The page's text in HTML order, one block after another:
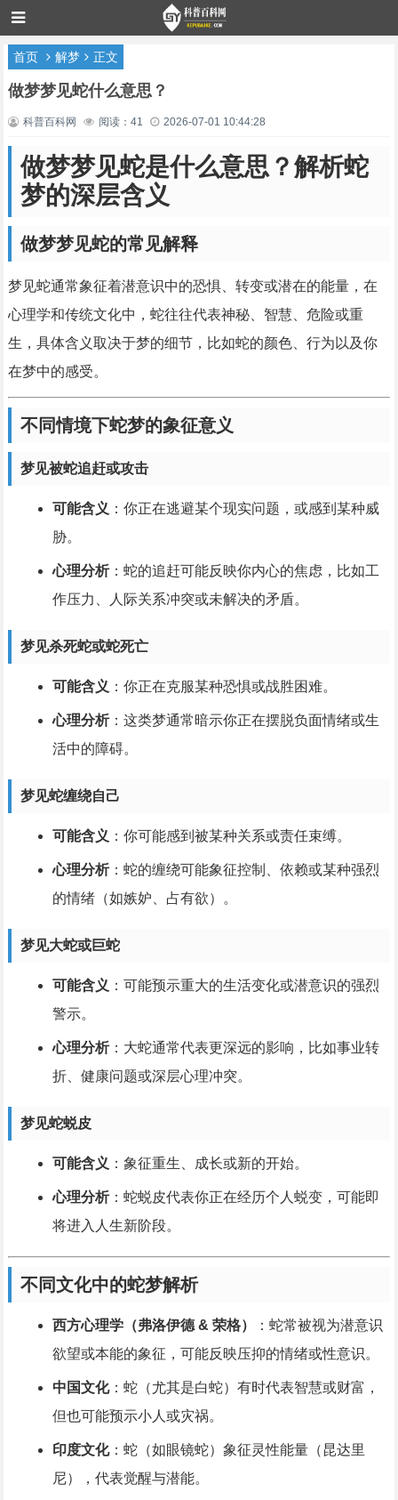
首页 解梦 正文
做梦梦见蛇什么意思？
科普百科网 阅读：41 2026-07-01 10:44:28
做梦梦见蛇是什么意思？解析蛇
梦的深层含义
做梦梦见蛇的常见解释
梦见蛇通常象征着潜意识中的恐惧、转变或潜在的能量，在
心理学和传统文化中，蛇往往代表神秘、智慧、危险或重
生，具体含义取决于梦的细节，比如蛇的颜色、行为以及你
在梦中的感受。
不同情境下蛇梦的象征意义
梦见被蛇追赶或攻击
可能含义 ：你正在逃避某个现实问题，或感到某种威
胁。
心理分析：蛇的追赶可能反映你内心的焦虑，比如工
作压力、人际关系冲突或未解决的矛盾。
梦见杀死蛇或蛇死亡
可能含义 ：你正在克服某种恐惧或战胜困难。
心理分析：这类梦通常暗示你正在摆脱负面情绪或生
活中的障碍。
梦见蛇缠绕自己
可能含义 ：你可能感到被某种关系或责任束缚。
心理分析：蛇的缠绕可能象征控制、依赖或某种强烈
的情绪（如嫉妒、占有欲）。
梦见大蛇或巨蛇
可能含义 ：可能预示重大的生活变化或潜意识的强烈
警示。
心理分析：大蛇通常代表更深远的影响，比如事业转
折、健康问题或深层心理冲突。
梦见蛇蜕皮
可能含义 ：象征重生、成长或新的开始。
心理分析：蛇蜕皮代表你正在经历个人蜕变，可能即
将进入人生新阶段。
不同文化中的蛇梦解析
西方心理学（弗洛伊德 & 荣格）
：蛇常被视为潜意识
欲望或本能的象征，可能反映压抑的情绪或性意识。
中国文化：蛇（尤其是白蛇）有时代表智慧或财富，
但也可能预示小人或灾祸。
印度文化：蛇（如眼镜蛇）象征灵性能量（昆达里
尼），代表觉醒与潜能。